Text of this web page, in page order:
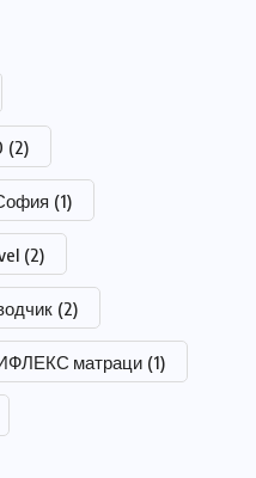
(2)
(1)
(2)
(2)
матраци (1)